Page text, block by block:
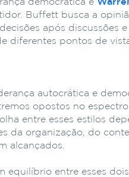
democrática é
Buffett busca a
após discussões e
diferentes pontos de
autocrática e
opostos no
entre esses estilos
da organização, do
alcançados.
equilíbrio entre esses